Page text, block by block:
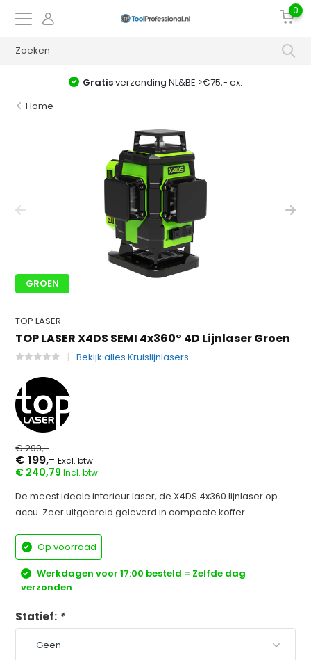
0
Gratisverzending NL&BE >€75,- ex.
Home
GROEN
TOP LASER
TOP LASER X4DS SEMI 4x360° 4D Lijnlaser Groen
Bekijk alles Kruislijnlasers
€ 299,-
€ 199,-Excl. btw
€ 240,79Incl. btw
De meest ideale interieur laser, de X4DS 4x360 lijnlaser op
accu. Zeer uitgebreid geleverd in compacte koffer....
Op voorraad
Werkdagen voor 17:00 besteld = Zelfde dag
verzonden
Statief: *